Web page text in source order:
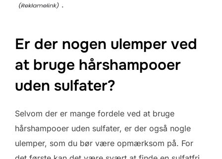
.
Er der nogen ulemper ved
at bruge hårshampooer
uden sulfater?
Selvom der er mange fordele ved at bruge
hårshampooer uden sulfater, er der også nogle
ulemper, som du bør være opmærksom på. For